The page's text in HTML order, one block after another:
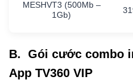
MESHVT3 (500Mb –
1Gb)
B. Gói cước combo
App TV360 VIP